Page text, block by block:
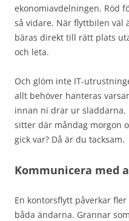
ekonomiavdelningen. Röd
så vidare. När flyttbilen väl
bäras direkt till rätt plats
och leta.
Och glöm inte IT-
allt behöver hanteras
innan ni drar ur
sitter där måndag morgon
gick var? Då är du tacksam.
Kommunicera med
En kontorsflytt påverkar
båda ändarna. Grannar